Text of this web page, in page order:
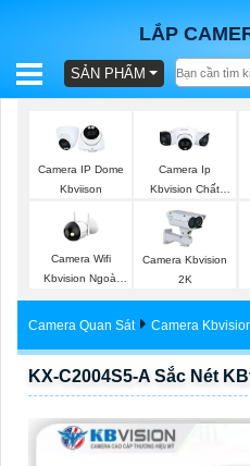
LẮP
BÁO
TRỌN
SẢN
VẤN
SẢN PHẨM
Camera IP Dome
Kbviison
Camera Ip
Kbvision Chất
Lượng
Camera Wifi
Kbvision Ngoài
Trời
Camera Kbvision
2K
Camera Quan Sát Camera
KX-C2004S5-A Sắc Nét